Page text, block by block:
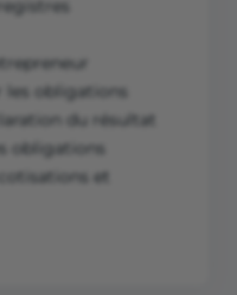
les obligations
du résultat
obligations
et